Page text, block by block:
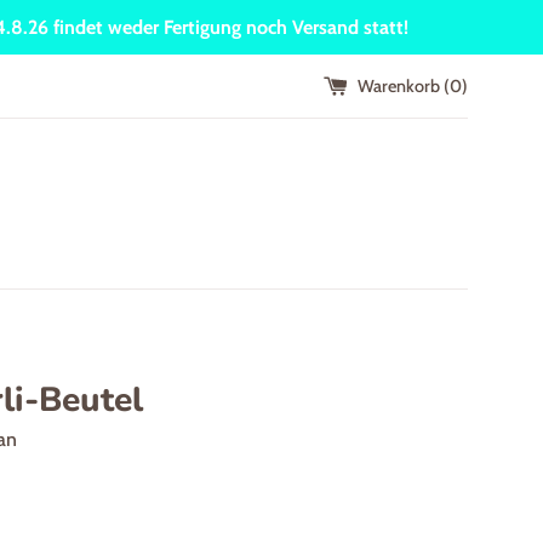
findet weder Fertigung noch Versand statt!
Warenkorb (0)
Beutel